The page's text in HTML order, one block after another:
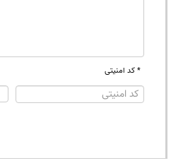
* کد امنیتی